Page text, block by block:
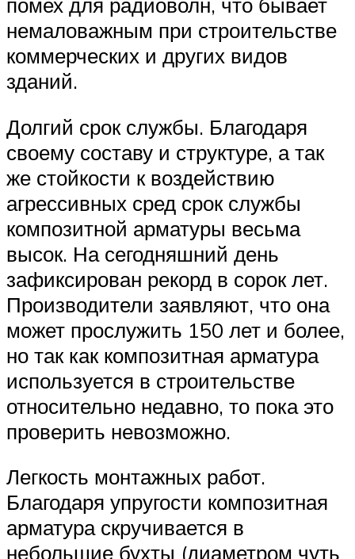
немаловажным при строительстве
коммерческих и других видов
зданий.
Долгий срок службы. Благодаря
своему составу и структуре, а так
же стойкости к воздействию
агрессивных сред срок службы
композитной арматуры весьма
высок. На сегодняшний день
зафиксирован рекорд в сорок лет.
Производители заявляют, что она
может прослужить 150 лет и более,
но так как композитная арматура
используется в строительстве
относительно недавно, то пока это
проверить невозможно.
Легкость монтажных работ.
Благодаря упругости композитная
арматура скручивается в
небольшие бухты (диаметром чуть